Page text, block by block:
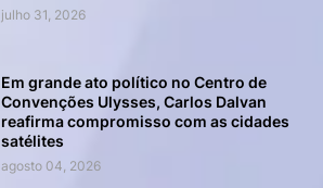
julho 31, 2026
Em grande ato político no Centro de
Convenções Ulysses, Carlos Dalvan
reafirma compromisso com as cidades
satélites
agosto 04, 2026